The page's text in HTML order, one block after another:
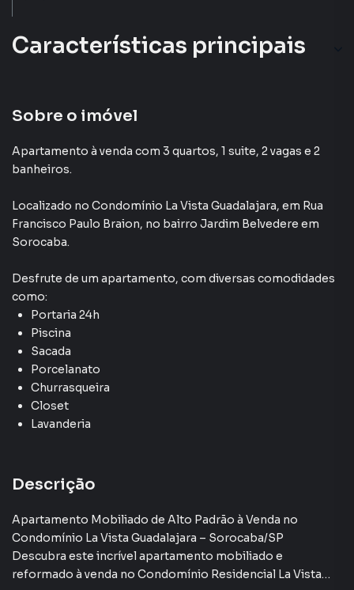
Características principais
Portaria 24h
Churrasqueira
Ar-Condicionado
Sobre o imóvel
Apartamento à venda com 3 quartos, 1 suite, 2 vagas e 2
banheiros.
Localizado no Condomínio La Vista Guadalajara, em Rua
Francisco Paulo Braion, no bairro Jardim Belvedere em
Sorocaba.
Desfrute de um apartamento, com diversas comodidades
como:
Portaria 24h
Piscina
Sacada
Porcelanato
Churrasqueira
Closet
Lavanderia
Descrição
Apartamento Mobiliado de Alto Padrão à Venda no
Condomínio La Vista Guadalajara – Sorocaba/SP
Descubra este incrível apartamento mobiliado e
reformado à venda no Condomínio Residencial La Vista